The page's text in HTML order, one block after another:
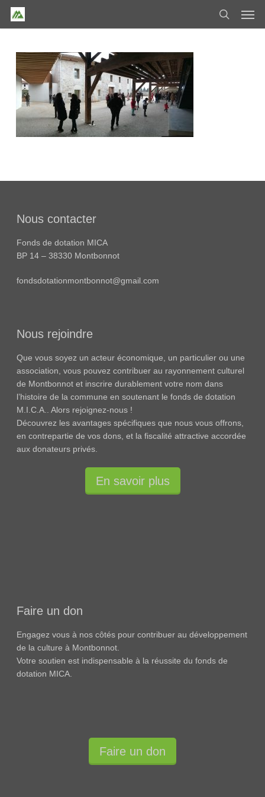
Skip
search
Nous contacter
Fonds de dotation MICA
BP 14 – 38330 Montbonnot
fondsdotationmontbonnot@gmail.com
Nous rejoindre
Que vous soyez un acteur économique, un particulier ou une
association, vous pouvez contribuer au rayonnement culturel
de Montbonnot et inscrire durablement votre nom dans
l’histoire de la commune en soutenant le fonds de dotation
M.I.C.A.. Alors rejoignez-nous !
Découvrez les avantages spécifiques que nous vous offrons,
en contrepartie de vos dons, et la fiscalité attractive accordée
aux donateurs privés.
En savoir plus
Faire un don
Engagez vous à nos côtés pour contribuer au développement
de la culture à Montbonnot.
Votre soutien est indispensable à la réussite du fonds de
dotation MICA.
Faire un don